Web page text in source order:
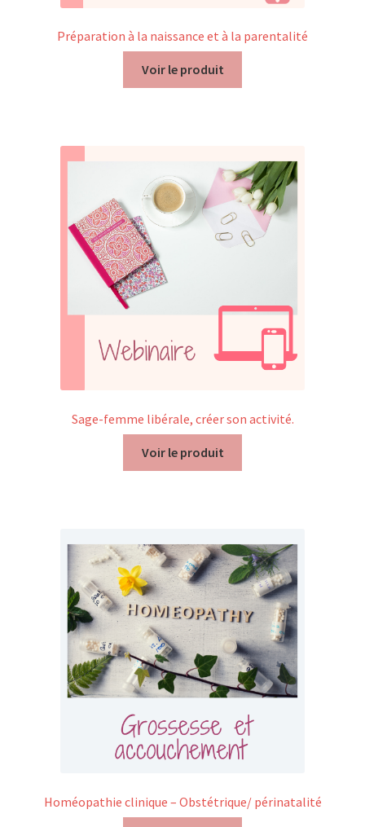
Formations Diplomantes
Préparation à la naissance et à la parentalité
Voir le produit
Sage-femme libérale, créer son activité.
Voir le produit
Homéopathie clinique – Obstétrique/ périnatalité